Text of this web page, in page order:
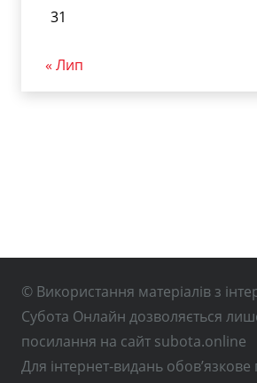
31
« Лип
© Використання матеріалів з
Субота Онлайн дозволяється
посилання на сайт subota.online
Для інтернет-видань обов’язкове